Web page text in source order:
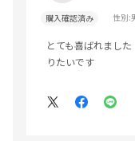
購入確認済み 性別:
とても喜ばれまし
りたいです